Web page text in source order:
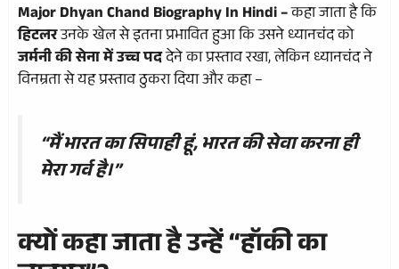
Major Dhyan Chand Biography In Hindi –कहा जाता है कि
हिटलरउनके खेल से इतना प्रभावित हुआ कि उसने ध्यानचंद को
जर्मनी की सेना में उच्च पददेने का प्रस्ताव रखा, लेकिन ध्यानचंद ने
विनम्रता से यह प्रस्ताव ठुकरा दिया और कहा –
“मैं भारत का सिपाही हूं, भारत की सेवा करना ही
मेरा गर्व है।”
क्यों कहा जाता है उन्हें “हॉकी का